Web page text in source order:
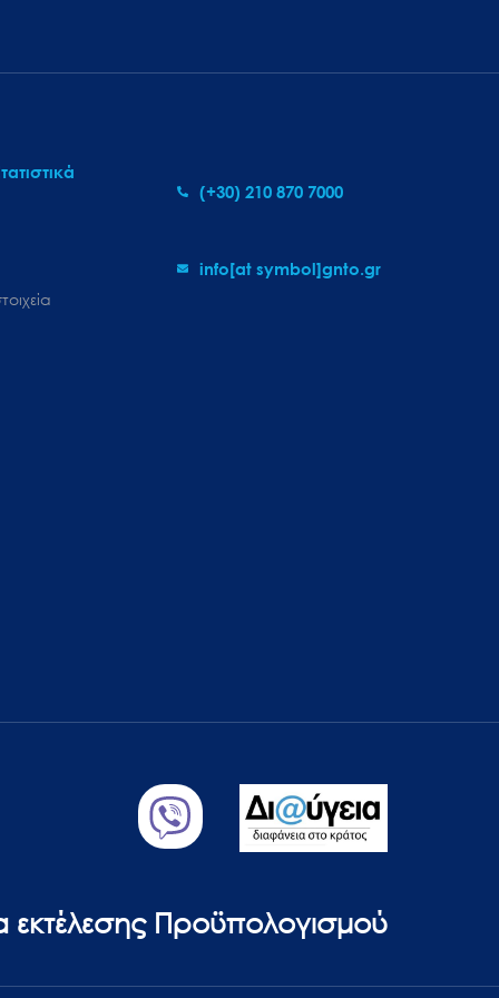
(+30) 210 870 7000
info[at symbol]gnto.gr
εκτέλεσης Προϋπολογισμού